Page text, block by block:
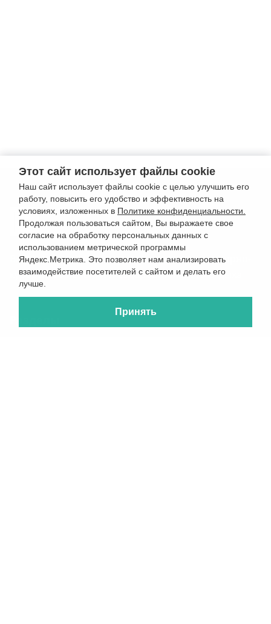
Ваш надежный партнер в организации санаторно-
курортного лечения и оздоровительного отдыха
Этот сайт использует файлы cookie
Наш сайт использует файлы cookie с целью улучшить его
работу, повысить его удобство и эффективность на
условиях, изложенных в Политике конфиденциальности.
Продолжая пользоваться сайтом, Вы выражаете свое
согласие на обработку персональных данных с
использованием метрической программы
Яндекс.Метрика. Это позволяет нам анализировать
взаимодействие посетителей с сайтом и делать его
лучше.
Принять